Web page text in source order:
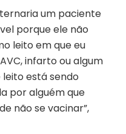
um paciente
porque ele não
leito em que eu
infarto ou algum
leito está sendo
por alguém que
não se vacinar”,